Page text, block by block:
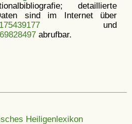
detaillierte
sind im Internet über
und
abrufbar.
Heiligenlexikon